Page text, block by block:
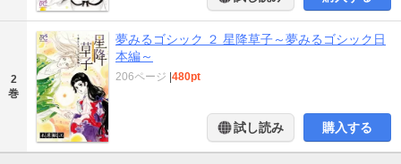
2
巻
夢みるゴシック ２ 星降草子～夢みるゴシック日
本編～
206ページ 480pt
試し読み 購入する